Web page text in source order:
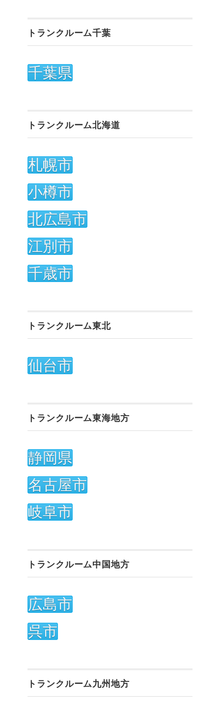
トランクルーム千葉
千葉県
トランクルーム北海道
札幌市
小樽市
北広島市
江別市
千歳市
トランクルーム東北
仙台市
トランクルーム東海地方
静岡県
名古屋市
岐阜市
トランクルーム中国地方
広島市
呉市
トランクルーム九州地方